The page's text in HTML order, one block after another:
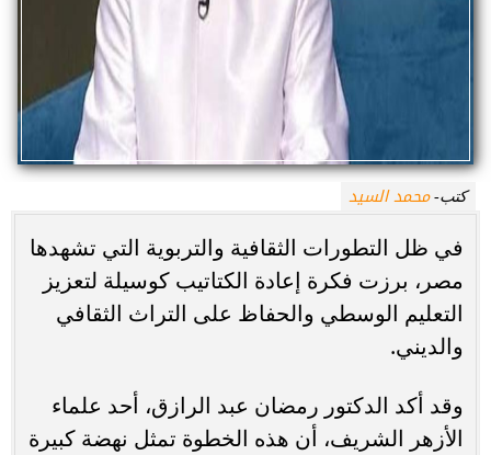
كتب-محمد السيد
في ظل التطورات الثقافية والتربوية التي تشهدها
مصر، برزت فكرة إعادة الكتاتيب كوسيلة لتعزيز
التعليم الوسطي والحفاظ على التراث الثقافي
والديني.
وقد أكد الدكتور رمضان عبد الرازق، أحد علماء
الأزهر الشريف، أن هذه الخطوة تمثل نهضة كبيرة